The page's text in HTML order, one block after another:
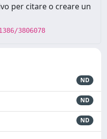
per citare o creare un
3806078
ND
ND
ND